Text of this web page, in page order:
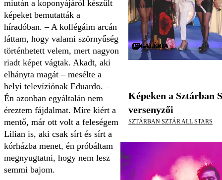
miután a koponyájáról készült
képeket bemutatták a
híradóban. – A kollégáim arcán
láttam, hogy valami szörnyűség
történhetett velem, mert nagyon
riadt képet vágtak. Akadt, aki
elhányta magát – mesélte a
helyi televíziónak Eduardo. –
Én azonban egyáltalán nem
éreztem fájdalmat. Mire kiért a
mentő, már ott volt a feleségem
Lilian is, aki csak sírt és sírt a
kórházba menet, én próbáltam
megnyugtatni, hogy nem lesz
semmi bajom.
GALÉRIA
GALÉRIA
GALÉRIA
GALÉRIA
GALÉRIA
GALÉRIA
GALÉRIA
GALÉRIA
GALÉRIA
GALÉRIA
GALÉRIA
GALÉRIA
GALÉRIA
GALÉRIA
GALÉRIA
GALÉRIA
GALÉRIA
GALÉRIA
GALÉRIA
GALÉRIA
GALÉRIA
GALÉRIA
GALÉRIA
GALÉRIA
GALÉRIA
GALÉRIA
GALÉRIA
GALÉRIA
GALÉRIA
GALÉRIA
Képeken a Sztárban
versenyzői
SZTÁRBAN SZTÁR ALL STARS